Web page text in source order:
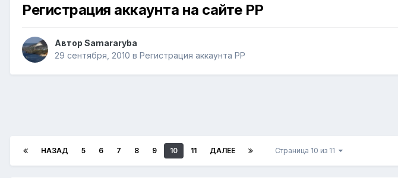
Регистрация аккаунта на сайте РР
Автор Samararyba
29 сентября, 2010 в Регистрация аккаунта РР
НАЗАД 5 6 7 8 9 10 11 ДАЛЕЕ Страница 10 из 11